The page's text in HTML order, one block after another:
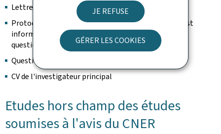
JE REFUSE
GÉRER LES COOKIES
Lettre d'accompagnement
Protocole (décrivant bien comment le public cible est
informé de l'enquête et les modalités d'accès au
questionnaire)
Questionnaire
CV de l'investigateur principal
Etudes hors champ des études
soumises à l'avis du CNER